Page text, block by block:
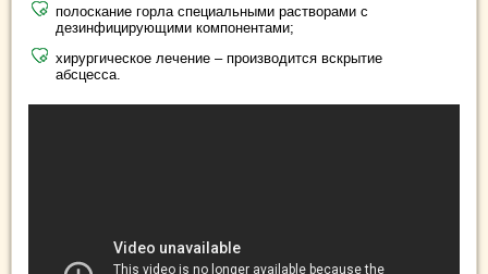
полоскание горла специальными растворами с
дезинфицирующими компонентами;
хирургическое лечение – производится вскрытие
абсцесса.